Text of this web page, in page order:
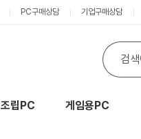
PC구매상담 기업구매상담
통
합
검
검
색
조립PC 게임용PC